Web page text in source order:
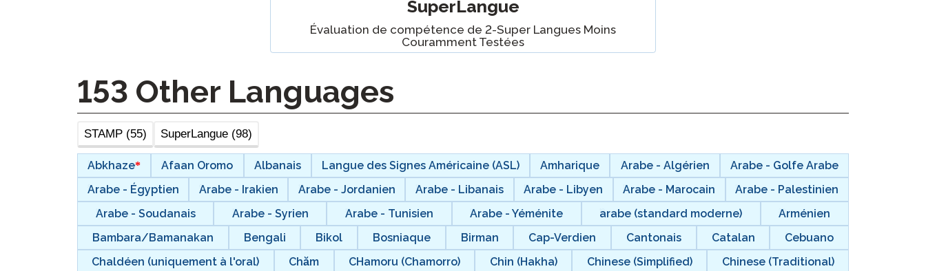
STAMP pour ASL (langue des
signes américaine)
STAMP pour le latin
Surveillance à Distance
Tentative
Podcast
Blog
SuperLangue
Évaluation de compétence de 2-Super Langues Moins
Couramment Testées
153 Other Languages
STAMP (55) SuperLangue (98)
Abkhaze Afaan Oromo Albanais Langue des Signes Américaine (ASL) Amharique Arabe - Algérien
Arabe - Golfe Arabe
Arabe - Égyptien
Arabe - Irakien Arabe - Jordanien Arabe - Libanais Arabe - Libyen Arabe - Marocain
Arabe - Palestinien
Arabe - Soudanais
Arabe - Syrien Arabe - Tunisien Arabe - Yéménite arabe (standard moderne)
Arménien
Bambara/Bamanakan
Bengali Bikol Bosniaque Birman Cap-Verdien Cantonais Catalan
Cebuano
Chaldéen (uniquement à l'oral)
Chăm CHamoru (Chamorro) Chin (Hakha) Chinese (Simplified)
Chinese (Traditional)